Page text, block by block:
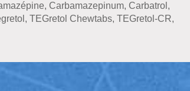
Carbamazepinum, Carbatrol,
TEGretol Chewtabs, TEGretol-CR,